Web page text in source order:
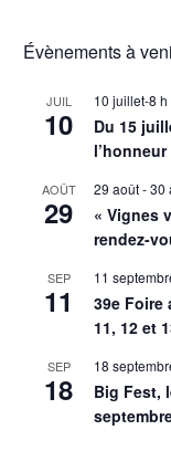
Évènements à
JUIL
10
10 juillet-8 h
Du 15
AOÛT
29
29 août-30
« Vignes
rendez-
SEP
11
11
39e Foire
11, 12 et
SEP
18
18
Big Fest,